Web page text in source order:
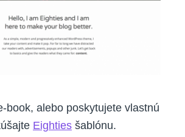
book, alebo poskytujete vlastnú
Eighties šablónu.